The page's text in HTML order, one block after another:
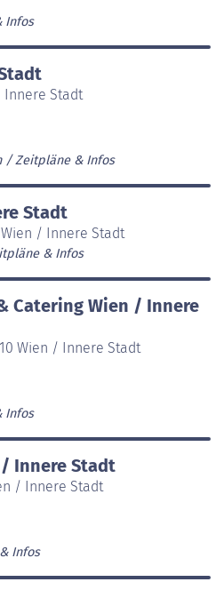
Infos
Innere Stadt
Zeitpläne & Infos
Stadt
/ Innere Stadt
& Infos
Catering Wien / Innere
Wien / Innere Stadt
Infos
Innere Stadt
/ Innere Stadt
Infos